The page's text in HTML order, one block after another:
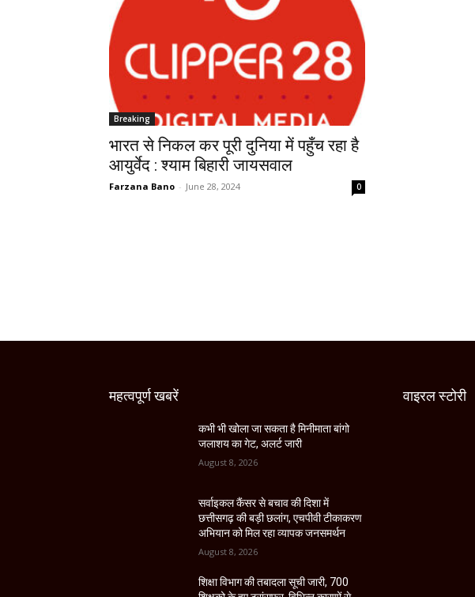
Breaking
भारत से निकल कर पूरी दुनिया में पहुँच रहा है
आयुर्वेद : श्याम बिहारी जायसवाल
Farzana Bano - June 28, 2024 0
महत्वपूर्ण खबरें
कभी भी खोला जा सकता है मिनीमाता बांगो
जलाशय का गेट, अलर्ट जारी
August 8, 2026
सर्वाइकल कैंसर से बचाव की दिशा में
छत्तीसगढ़ की बड़ी छलांग, एचपीवी टीकाकरण
अभियान को मिल रहा व्यापक जनसमर्थन
August 8, 2026
शिक्षा विभाग की तबादला सूची जारी, 700
वाइरल स्टोरी